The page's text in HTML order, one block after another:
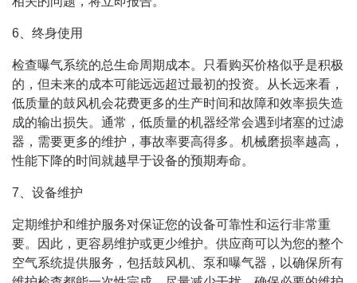
6、终身使用
检查曝气系统的总生命周期成本。只看购买价格似乎是积极
的，但未来的成本可能远远超过最初的投资。从长远来看，
低质量的鼓风机会花费更多的生产时间和故障和效率损失造
成的输出损失。通常，低质量的机器经常会遇到堵塞的过滤
器，需要更多的维护，事故率要高得多。机械磨损率越高，
性能下降的时间就越早于设备的预期寿命。
7、设备维护
定期维护和维护服务对保证您的设备可靠性和运行非常重
要。因此，更容易维护或更少维护。供应商可以为您的整个
空气系统提供服务，包括鼓风机、泵和曝气器，以确保所有